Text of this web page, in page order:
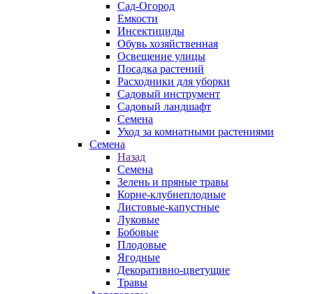
Сад-Огород
Емкости
Инсектициды
Обувь хозяйственная
Освещение улицы
Посадка растений
Расходники для уборки
Садовый инструмент
Садовый ландшафт
Семена
Уход за комнатными растениями
Семена
Назад
Семена
Зелень и пряные травы
Корне-клубнеплодные
Листовые-капустные
Луковые
Бобовые
Плодовые
Ягодные
Декоративно-цветущие
Травы